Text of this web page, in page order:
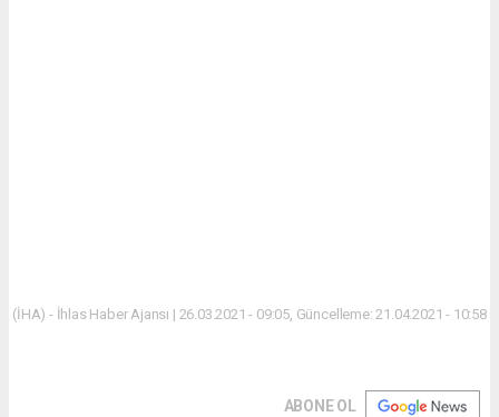
(İHA) - İhlas Haber Ajansı | 26.03.2021 - 09:05, Güncelleme: 21.04.2021 - 10:58
ABONE OL